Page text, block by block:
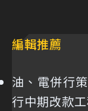
編輯推薦
油、電併行
行中期改款工